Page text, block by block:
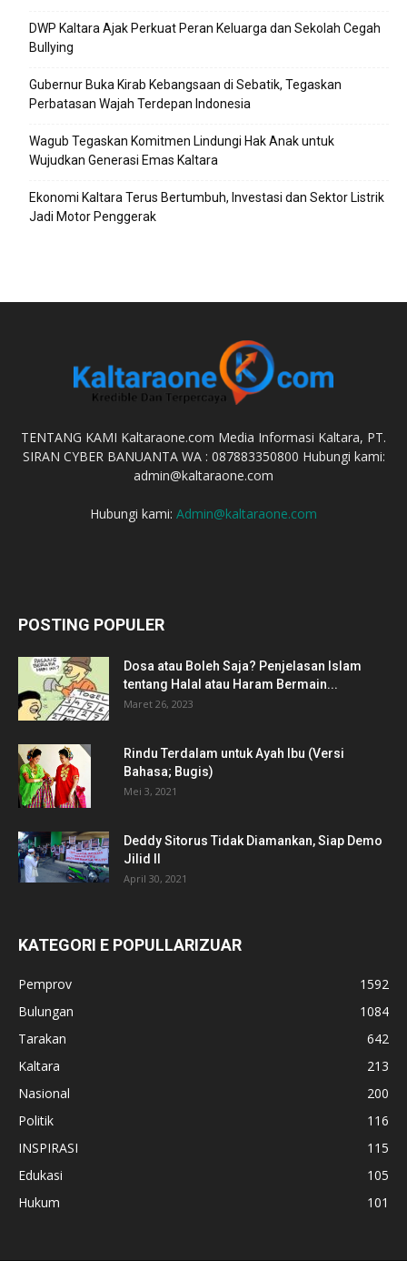
DWP Kaltara Ajak Perkuat Peran Keluarga dan Sekolah Cegah
Bullying
Gubernur Buka Kirab Kebangsaan di Sebatik, Tegaskan
Perbatasan Wajah Terdepan Indonesia
Wagub Tegaskan Komitmen Lindungi Hak Anak untuk
Wujudkan Generasi Emas Kaltara
Ekonomi Kaltara Terus Bertumbuh, Investasi dan Sektor Listrik
Jadi Motor Penggerak
TENTANG KAMI Kaltaraone.com Media Informasi Kaltara, PT.
SIRAN CYBER BANUANTA WA : 087883350800 Hubungi kami:
admin@kaltaraone.com
Hubungi kami: Admin@kaltaraone.com
POSTING POPULER
Dosa atau Boleh Saja? Penjelasan Islam
tentang Halal atau Haram Bermain...
Maret 26, 2023
Rindu Terdalam untuk Ayah Ibu (Versi
Bahasa; Bugis)
Mei 3, 2021
Deddy Sitorus Tidak Diamankan, Siap Demo
Jilid II
April 30, 2021
KATEGORI E POPULLARIZUAR
Pemprov
1592
Bulungan
1084
Tarakan
642
Kaltara
213
Nasional
200
Politik
116
INSPIRASI
115
Edukasi
105
Hukum
101